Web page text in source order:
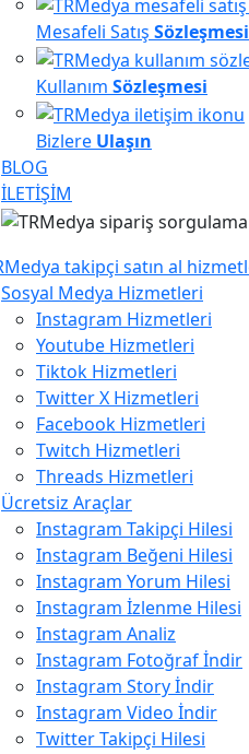
Mesafeli Satış Sözleşmesi
Kullanım Sözleşmesi
Bizlere Ulaşın
BLOG
İLETİŞİM
Sosyal Medya Hizmetleri
Instagram Hizmetleri
Youtube Hizmetleri
Tiktok Hizmetleri
Twitter X Hizmetleri
Facebook Hizmetleri
Twitch Hizmetleri
Threads Hizmetleri
Ücretsiz Araçlar
Instagram Takipçi Hilesi
Instagram Beğeni Hilesi
Instagram Yorum Hilesi
Instagram İzlenme Hilesi
Instagram Analiz
Instagram Fotoğraf İndir
Instagram Story İndir
Instagram Video İndir
Twitter Takipçi Hilesi